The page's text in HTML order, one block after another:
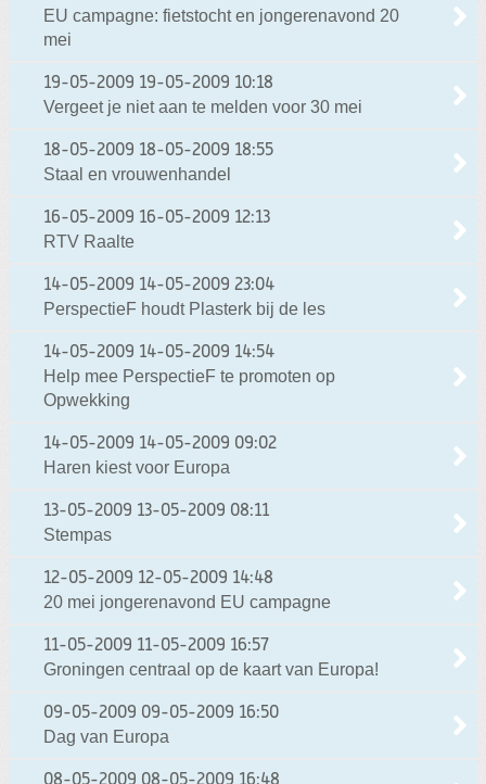
EU campagne: fietstocht en jongerenavond 20
mei
19-05-2009 19-05-2009 10:18
Vergeet je niet aan te melden voor 30 mei
18-05-2009 18-05-2009 18:55
Staal en vrouwenhandel
16-05-2009 16-05-2009 12:13
RTV Raalte
14-05-2009 14-05-2009 23:04
PerspectieF houdt Plasterk bij de les
14-05-2009 14-05-2009 14:54
Help mee PerspectieF te promoten op
Opwekking
14-05-2009 14-05-2009 09:02
Haren kiest voor Europa
13-05-2009 13-05-2009 08:11
Stempas
12-05-2009 12-05-2009 14:48
20 mei jongerenavond EU campagne
11-05-2009 11-05-2009 16:57
Groningen centraal op de kaart van Europa!
09-05-2009 09-05-2009 16:50
Dag van Europa